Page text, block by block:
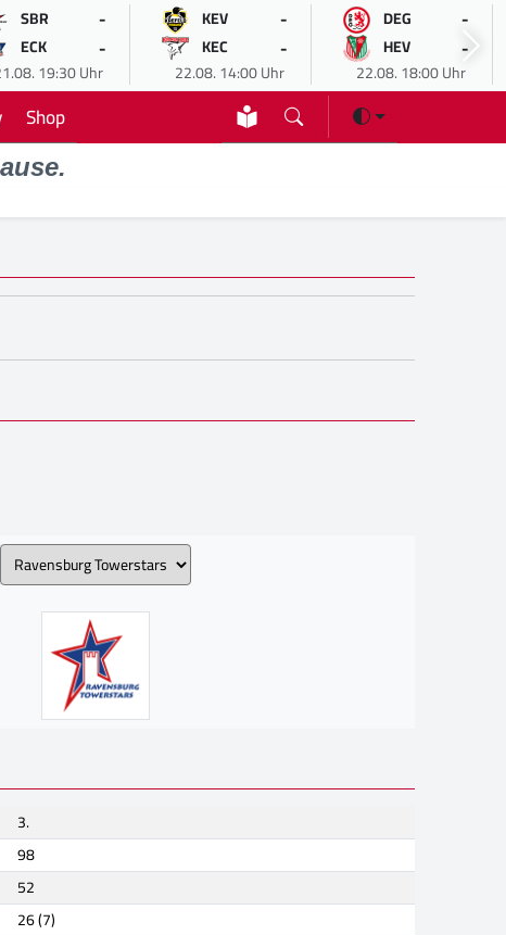
SBR -
ECK -
19:30 Uhr
KEV -
KEC -
22.08. 14:00 Uhr
DEG -
HEV -
22.08. 18:00 Uhr
Shop
3.
98
52
26 (7)